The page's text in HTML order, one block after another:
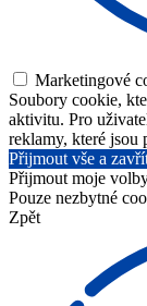
Marketingové
Soubory cookie,
aktivitu. Pro
reklamy, které jsou
Přijmout vše a
Přijmout moje
Pouze nezbytné
Zpět